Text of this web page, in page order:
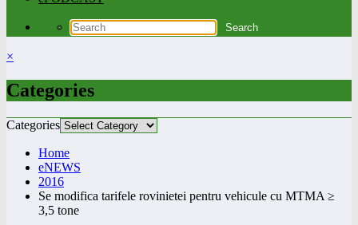
×
Categories
Categories
Home
eNEWS
2016
Se modifica tarifele rovinietei pentru vehicule cu MTMA ≥
3,5 tone